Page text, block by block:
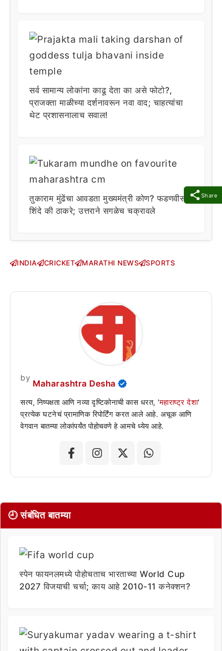
Share
सर्व सामान्य लोकांना काढू देता का असे फोटो?,
प्राजक्ता माळीच्या दर्शनावरून नवा वाद; चाहत्यांचा
थेट प्रशासनालाच सवाल!
तुकाराम मुंढेंचा आवडता मुख्यमंत्री कोण? फडणवीस,
शिंदे की ठाकरे; उत्तराने सगळेच चक्रावले
INDIA CRICKET MARATHI NEWS SPORTS
by
Maharashtra Desha
सत्य, निष्पक्षता आणि नव्या दृष्टिकोनाची कास धरत, 'महाराष्ट्र देशा'
प्रत्येक घटनेचं प्रामाणिक रिपोर्टिंग करत आले आहे. अचूक आणि
वेगवान बातम्या लोकांपर्यंत पोहोचवणे हे आमचे ध्येय आहे.
🕘 संबंधित बातम्या
स्पेन फायनलमध्ये पोहोचताच भारताच्या World Cup
2027 विजयाची चर्चा; काय आहे 2010-11 कनेक्शन?